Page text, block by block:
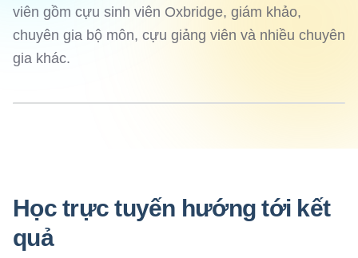
viên gồm cựu sinh viên Oxbridge, giám khảo,
chuyên gia bộ môn, cựu giảng viên và nhiều chuyên
gia khác.
Học trực tuyến hướng tới kết
quả